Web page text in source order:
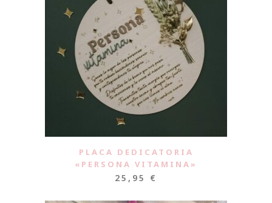
PLACA DEDICATORIA
«PERSONA VITAMINA»
25,95 €